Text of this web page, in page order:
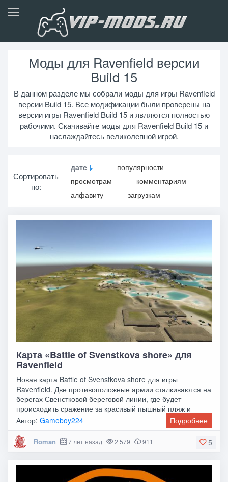
Моды для Ravenfield версии
Build 15
В данном разделе мы собрали моды для игры Ravenfield
версии Build 15. Все модификации были проверены на
версии игры Ravenfield Build 15 и являются полностью
рабочими. Скачивайте моды для Ravenfield Build 15 и
наслаждайтесь великолепной игрой.
Сортировать
по:
дате
популярности
просмотрам
комментариям
алфавиту
загрузкам
Карта «Battle of Svenstkova shore» для
Ravenfield
Новая карта Battle of Svenstkova shore для игры
Ravenfield. Две противоположные армии сталкиваются на
берегах Свенстковой береговой линии, где будет
происходить сражение за красивый пышный пляж и
Автор:Gameboy224 Подробнее
5
Roman 7 лет назад 2 579 911